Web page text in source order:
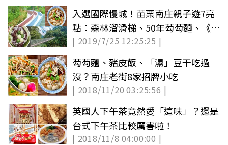
入選國際慢城！苗栗南庄親子遊7亮
點：森林溜滑梯、50年芶芶麵、《賽
德克‧巴萊》場景
| 2019/7/25 12:25:25 |
芶芶麵、豬皮飯、「濕」豆干吃過
沒？南庄老街8家招牌小吃
| 2018/11/20 03:25:56 |
英國人下午茶竟然愛「這味」？還是
台式下午茶比較厲害啦！
| 2018/11/8 04:00:00 |